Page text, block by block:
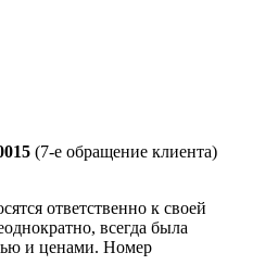
(7-е обращение клиента)
ответственно к своей
всегда была
и ценами. Номер